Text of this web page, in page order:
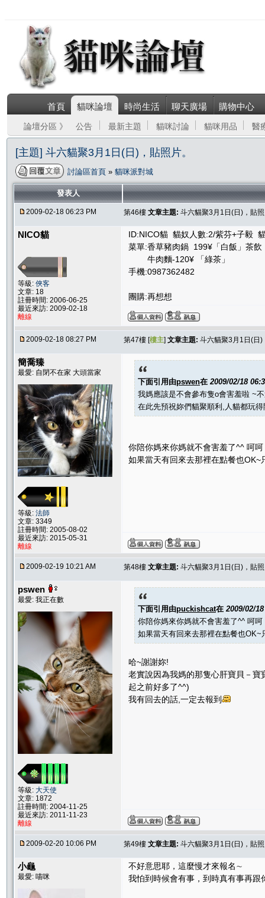
首頁 貓咪論壇 時尚生活 聊天廣場 購物中心
論壇分區 》 公告 最新主題 貓咪討論 貓咪用品 醫
[主題] 斗六貓聚3月1日(日)，貼照片。
討論區首頁 » 貓咪派對城
發表人
2009-02-18 06:23 PM 第46樓 文章主題: 斗六貓聚3月1日(日)，貼
NICO貓
等級: 俠客
文章: 18
註冊時間: 2006-06-25
最近來訪: 2009-02-18
離線
ID:NICO貓 貓奴人數:2/紫芬+子毅
菜單:香草豬肉鍋 199¥「白飯」茶飲
牛肉麵-120¥ 「綠茶」
手機:0987362482
團購:再想想
2009-02-18 08:27 PM 第47樓 [樓主] 文章主題: 斗六貓聚3月1日(日)
簡喬臻
最愛: 自閉不在家 大頭當家
等級: 法師
文章: 3349
註冊時間: 2005-08-02
最近來訪: 2015-05-31
離線
下面引用由pswen在 2009/02/18
我媽應該是不會參布隻o會害羞啦 ~
在此先預祝妳們貓聚順利,人貓都玩
你陪你媽來你媽就不會害羞了^^ 呵
如果當天有回來去那裡在點餐也
2009-02-19 10:21 AM 第48樓 文章主題: 斗六貓聚3月1日(日)，貼
pswen
最愛: 我正在數
等級: 大天使
文章: 1872
註冊時間: 2004-11-25
最近來訪: 2011-11-23
離線
下面引用由puckishcat在 2009/02/
你陪你媽來你媽就不會害羞了^^ 呵
如果當天有回來去那裡在點餐也
哈~謝謝妳!
老實說因為我媽的那隻心肝寶貝－
起之前好多了^^)
我有回去的話,一定去報到
2009-02-20 10:06 PM 第49樓 文章主題: 斗六貓聚3月1日(日)，貼
小龜
最愛: 喵咪
不好意思耶，這麼慢才來報名∼
我怕到時候會有事，到時真有事再